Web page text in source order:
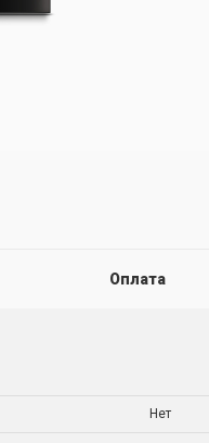
Оплата
Нет